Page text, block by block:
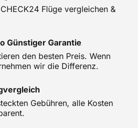
Flüge vergleichen &
Günstiger Garantie
den besten Preis. Wenn
wir die Differenz.
Gebühren, alle Kosten